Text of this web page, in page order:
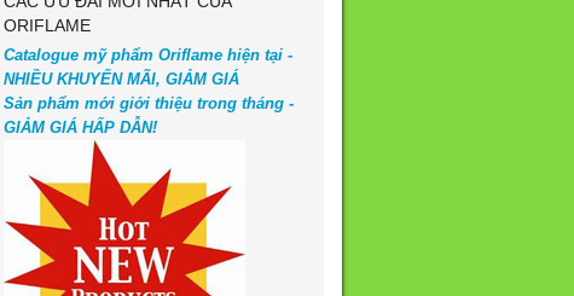
ORIFLAME
Catalogue mỹ phẩm Oriflame hiện tại -
NHIỀU KHUYẾN MÃI, GIẢM GIÁ
Sản phẩm mới giới thiệu trong tháng -
GIẢM GIÁ HẤP DẪN!